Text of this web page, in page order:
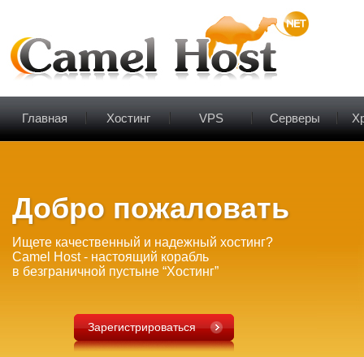
Главная Хостинг VPS Серверы
Добро пожаловать
Ищете качественный и надежный хостинг?
Camel Host - настоящий корабль
в безграничной пустыне “Хостинг”
Зарегистрироваться